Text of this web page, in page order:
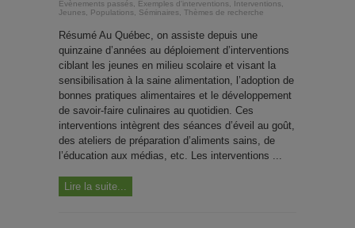
Évènements passés Exemples d'interventions Interventions
Jeunes
Populations Séminaires Thèmes de recherche
Résumé Au Québec, on assiste depuis une
quinzaine d’années au déploiement d’interventions
ciblant les jeunes en milieu scolaire et visant la
sensibilisation à la saine alimentation, l’adoption de
bonnes pratiques alimentaires et le développement
de savoir-faire culinaires au quotidien. Ces
interventions intègrent des séances d’éveil au goût,
des ateliers de préparation d’aliments sains, de
l’éducation aux médias, etc. Les interventions ...
Lire la suite...